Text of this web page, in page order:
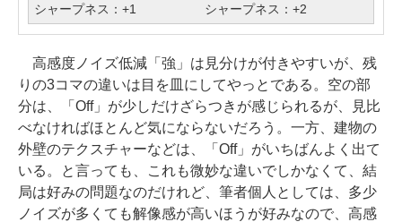
シャープネス：+1 シャープネス：+2
高感度ノイズ低減「強」は見分けが付きやすいが、残
りの3コマの違いは目を皿にしてやっとである。空の部
分は、「Off」が少しだけざらつきが感じられるが、見比
べなければほとんど気にならないだろう。一方、建物の
外壁のテクスチャーなどは、「Off」がいちばんよく出て
いる。と言っても、これも微妙な違いでしかなくて、結
局は好みの問題なのだけれど、筆者個人としては、多少
ノイズが多くても解像感が高いほうが好みなので、高感